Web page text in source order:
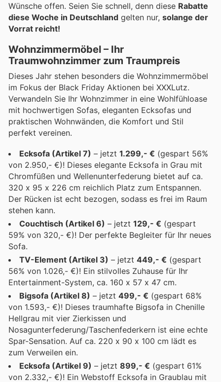
Wünsche offen. Seien Sie schnell, denn diese Rabatte
diese Woche in Deutschland gelten nur, solange der
Vorrat reicht!
Wohnzimmermöbel – Ihr
Traumwohnzimmer zum Traumpreis
Dieses Jahr stehen besonders die Wohnzimmermöbel
im Fokus der Black Friday Aktionen bei XXXLutz.
Verwandeln Sie Ihr Wohnzimmer in eine Wohlfühloase
mit hochwertigen Sofas, eleganten Ecksofas und
praktischen Wohnwänden, die Komfort und Stil
perfekt vereinen.
Ecksofa (Artikel 7) – jetzt 1.299,- € (gespart 56%
von 2.950,- €)! Dieses elegante Ecksofa in Grau mit
Chromfüßen und Wellenunterfederung bietet auf ca.
320 x 95 x 226 cm reichlich Platz zum Entspannen.
Der Rücken ist echt bezogen, sodass es frei im Raum
stehen kann.
Couchtisch (Artikel 6) – jetzt 129,- € (gespart
59% von 320,- €)! Der perfekte Begleiter für Ihr neues
Sofa.
TV-Element (Artikel 3) – jetzt 449,- € (gespart
56% von 1.026,- €)! Ein stilvolles Zuhause für Ihr
Entertainment-System, ca. 160 x 57 x 47 cm.
Bigsofa (Artikel 8) – jetzt 499,- € (gespart 68%
von 1.593,- €)! Dieses traumhafte Bigsofa in Chenille
Hellgrau mit vier Zierkissen und
Nosagunterfederung/Taschenfederkern ist eine echte
Spar-Sensation. Auf ca. 220 x 90 x 100 cm lädt es
zum Verweilen ein.
Ecksofa (Artikel 9) – jetzt 899,- € (gespart 61%
von 2.332,- €)! Ein Webstoff Ecksofa in Graublau mit